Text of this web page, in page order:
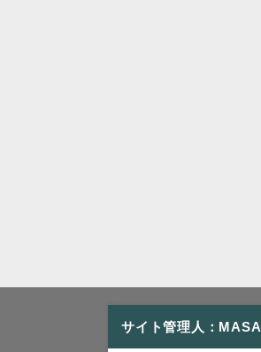
サイト管理人：MASA